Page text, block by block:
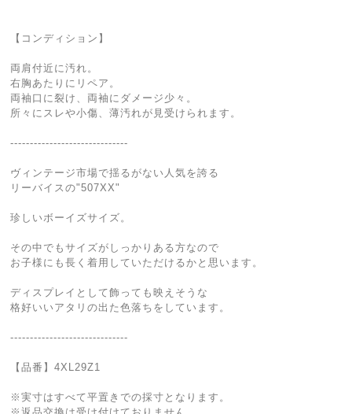
【コンディション】
両肩付近に汚れ。
右胸あたりにリペア。
両袖口に裂け、両袖にダメージ少々。
所々にスレや小傷、薄汚れが見受けられます。
------------------------------
ヴィンテージ市場で揺るがない人気を誇る
リーバイスの"507XX"
珍しいボーイズサイズ。
その中でもサイズがしっかりある方なので
お子様にも長く着用していただけるかと思います。
ディスプレイとして飾っても映えそうな
格好いいアタリの出た色落ちをしています。
------------------------------
【品番】4XL29Z1
※実寸はすべて平置きでの採寸となります。